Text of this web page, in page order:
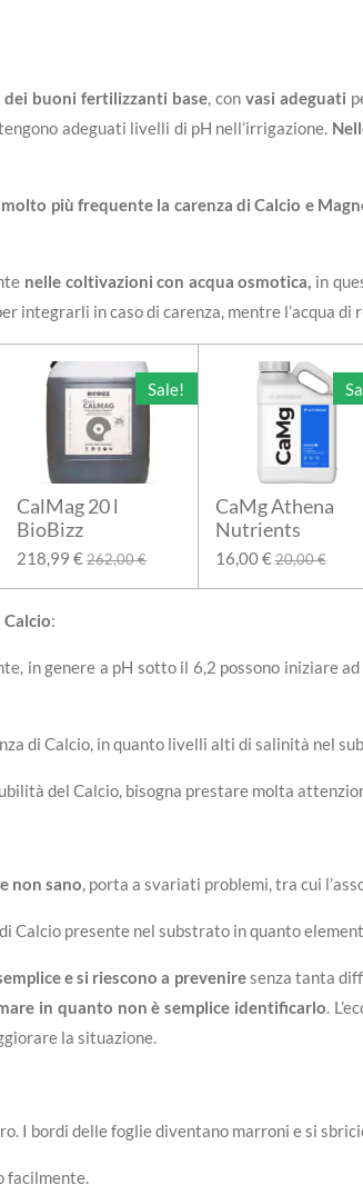
dei buoni fertilizzanti base, convasi adeguati
adeguati livelli di pH nell’irrigazione.
più frequente la carenza di Calcio e
nelle coltivazioni con acqua osmotica, in
integrarli in caso di carenza, mentre l’acqua
Sale!
CalMag 20 l
BioBizz
218,99 € 262,00 €
CaMg Athena
Nutrients
16,00 €20,00 €
Calcio:
in genere a pH sotto il 6,2 possono iniziare
di Calcio, in quanto livelli alti di salinità nel
del Calcio, bisogna prestare molta
non sano, porta a svariati problemi, tra cui
Calcio presente nel substrato in quanto
e si riescono a preveniresenza tanta
in quanto non è semplice identificarlo.
la situazione.
I bordi delle foglie diventano marroni e si
facilmente.